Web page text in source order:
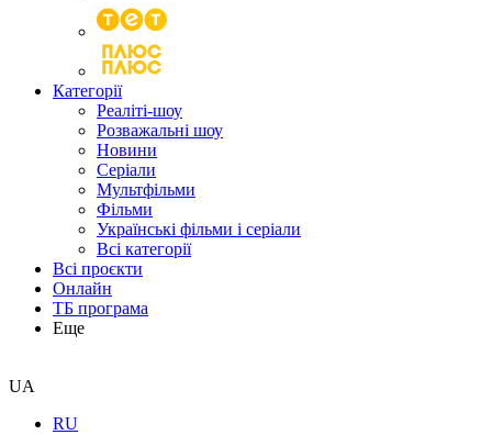
Категорії
Реаліті-шоу
Розважальні шоу
Новини
Серіали
Мультфільми
Фільми
Українські фільми і серіали
Всі категорії
Всі проєкти
Онлайн
ТБ програма
Еще
UA
RU